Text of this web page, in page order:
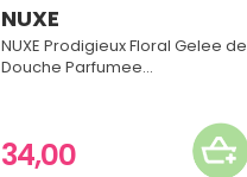
NUXE
NUXE Prodigieux Floral Gelee de
Douche Parfumee...
34,00